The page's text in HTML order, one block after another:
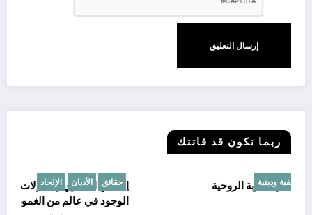
ربما تكون قد فاتتك
الإلحاد القوى الخفية
أين الله؟ رحلة في متاهة الإيمان والتجربة الروحية